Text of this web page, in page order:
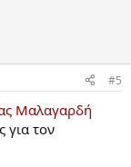
#5
Μαλαγαρδή
για τον